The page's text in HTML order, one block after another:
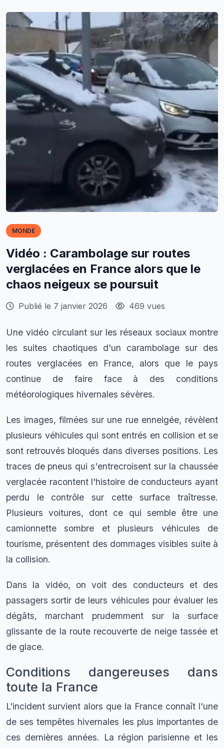
MONDE
Vidéo : Carambolage sur routes
verglacées en France alors que le
chaos neigeux se poursuit
Publié le 7 janvier 2026 469 vues
Une vidéo circulant sur les réseaux sociaux montre
les suites chaotiques d'un carambolage sur des
routes verglacées en France, alors que le pays
continue de faire face à des conditions
météorologiques hivernales sévères.
Les images, filmées sur une rue enneigée, révèlent
plusieurs véhicules qui sont entrés en collision et se
sont retrouvés bloqués dans diverses positions. Les
traces de pneus qui s'entrecroisent sur la chaussée
verglacée racontent l'histoire de conducteurs ayant
perdu le contrôle sur cette surface traîtresse.
Plusieurs voitures, dont ce qui semble être une
camionnette sombre et plusieurs véhicules de
tourisme, présentent des dommages visibles suite à
la collision.
Dans la vidéo, on voit des conducteurs et des
passagers sortir de leurs véhicules pour évaluer les
dégâts, marchant prudemment sur la surface
glissante de la route recouverte de neige tassée et
de glace.
Conditions dangereuses dans
toute la France
L'incident survient alors que la France connaît l'une
de ses tempêtes hivernales les plus importantes de
ces dernières années. La région parisienne et les